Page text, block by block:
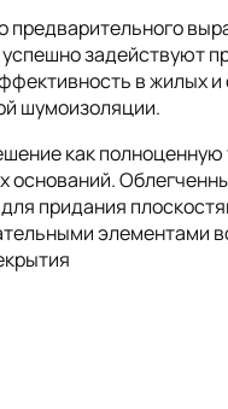
задействуют
в жилых
шумоизоляции.
как полноценную
оснований.
придания
элементами